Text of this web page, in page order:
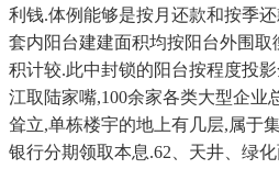
利钱.体例能够是按月还款和按季
套内阳台建建面积均按阳台外围
积计较.此中封锁的阳台按程度投
江取陆家嘴,100余家各类⼤型企业
耸立,单栋楼宇的地上有几层,属于
银行分期领取本息.62、天井、绿